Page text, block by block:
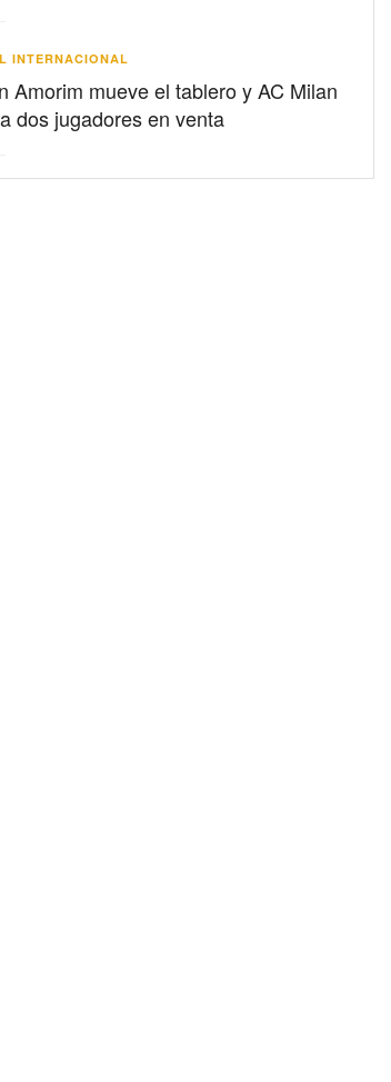
INTERNACIONAL
Amorim mueve el tablero y AC Milan
dos jugadores en venta